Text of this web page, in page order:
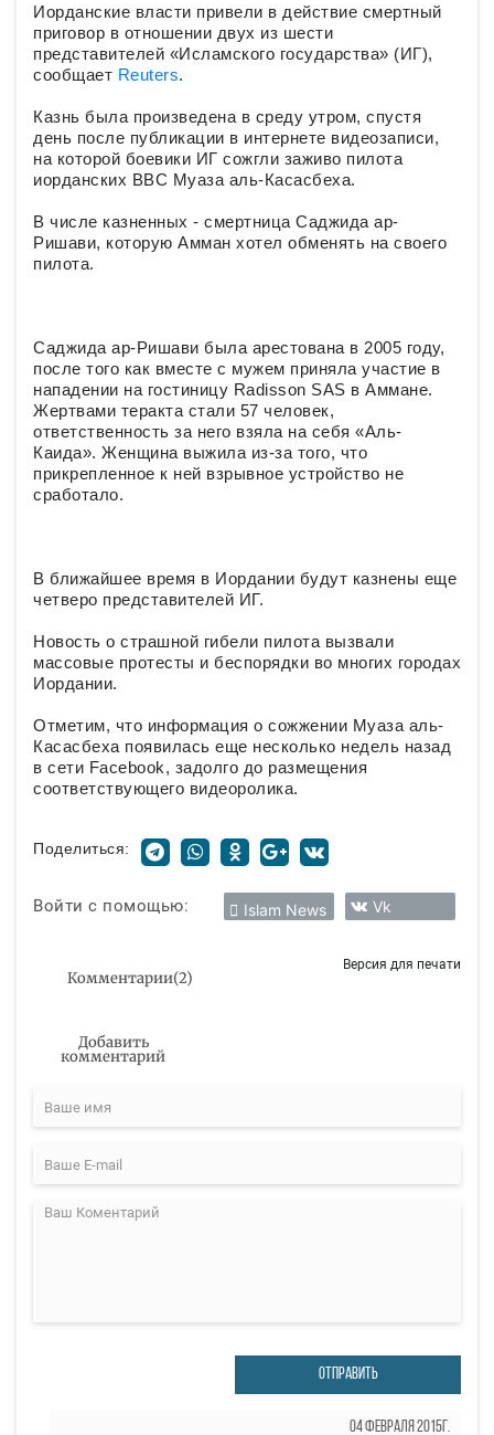
Иорданские власти привели в действие смертный
приговор в отношении двух из шести
представителей «Исламского государства» (ИГ),
сообщает Reuters.
Казнь была произведена в среду утром, спустя
день после публикации в интернете видеозаписи,
на которой боевики ИГ сожгли заживо пилота
иорданских ВВС Муаза аль-Касасбеха.
В числе казненных - смертница Саджида ар-
Ришави, которую Амман хотел обменять на своего
пилота.
Саджида ар-Ришави была арестована в 2005 году,
после того как вместе с мужем приняла участие в
нападении на гостиницу Radisson SAS в Аммане.
Жертвами теракта стали 57 человек,
ответственность за него взяла на себя «Аль-
Каида». Женщина выжила из-за того, что
прикрепленное к ней взрывное устройство не
сработало.
В ближайшее время в Иордании будут казнены еще
четверо представителей ИГ.
Новость о страшной гибели пилота вызвали
массовые протесты и беспорядки во многих городах
Иордании.
Отметим, что информация о сожжении Муаза аль-
Касасбеха появилась еще несколько недель назад
в сети Facebook, задолго до размещения
соответствующего видеоролика.
Поделиться:
Войти с помощью: Islam News Vk
Комментарии(2)
Версия для печати
Добавить
комментарий
ОТПРАВИТЬ
04 Февраля 2015г.